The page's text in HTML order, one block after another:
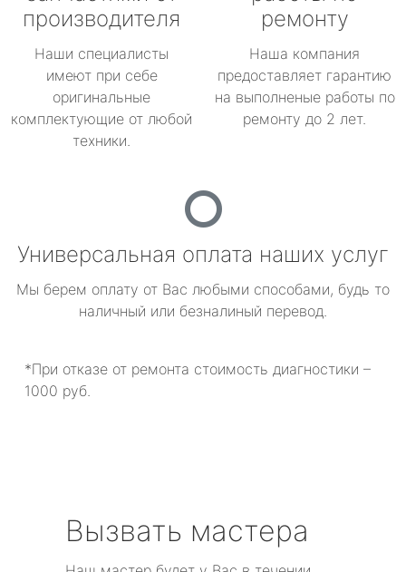
производителя
Наши специалисты
имеют при себе
оригинальные
комплектующие от любой
техники.
ремонту
Наша компания
предоставляет гарантию
на выполненые работы по
ремонту до 2 лет.
Универсальная оплата наших услуг
Мы берем оплату от Вас любыми способами, будь то
наличный или безналиный перевод.
*При отказе от ремонта стоимость диагностики –
1000 руб.
Вызвать мастера